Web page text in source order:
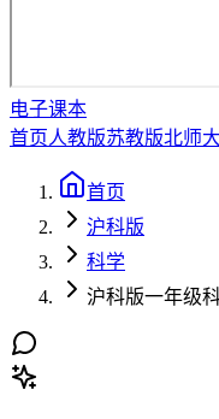
电子课本
首页人教版苏教版北师
首页
沪科版
科学
沪科版一年级